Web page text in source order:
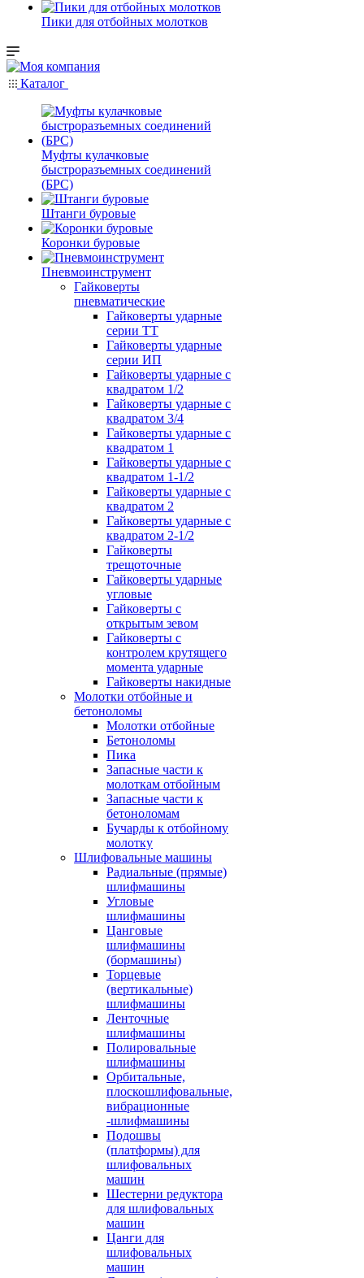
Пики для отбойных молотков
Каталог
Муфты кулачковые
быстроразъемных соединений
(БРС)
Штанги буровые
Коронки буровые
Пневмоинструмент
Гайковерты
пневматические
Гайковерты ударные
серии ТТ
Гайковерты ударные
серии ИП
Гайковерты ударные с
квадратом 1/2
Гайковерты ударные с
квадратом 3/4
Гайковерты ударные с
квадратом 1
Гайковерты ударные с
квадратом 1-1/2
Гайковерты ударные с
квадратом 2
Гайковерты ударные с
квадратом 2-1/2
Гайковерты
трещоточные
Гайковерты ударные
угловые
Гайковерты с
открытым зевом
Гайковерты с
контролем крутящего
момента ударные
Гайковерты накидные
Молотки отбойные и
бетоноломы
Молотки отбойные
Бетоноломы
Пика
Запасные части к
молоткам отбойным
Запасные части к
бетоноломам
Бучарды к отбойному
молотку
Шлифовальные машины
Радиальные (прямые)
шлифмашины
Угловые
шлифмашины
Цанговые
шлифмашины
(бормашины)
Торцевые
(вертикальные)
шлифмашины
Ленточные
шлифмашины
Полировальные
шлифмашины
Орбитальные,
плоскошлифовальные,
вибрационные
-шлифмашины
Подошвы
(платформы) для
шлифовальных
машин
Шестерни редуктора
для шлифовальных
машин
Цанги для
шлифовальных
машин